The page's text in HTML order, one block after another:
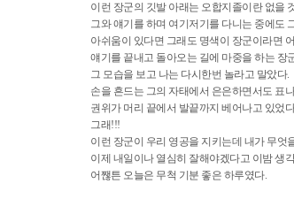
이런 장군의 깃발 아래는 오합지졸이란 없을
그와 얘기를 하며 여기저기를 다니는 중에도
아쉬움이 있다면 그래도 명색이 장군이라면
얘기를 끝내고 돌아오는 길에 마중을 하는 장
그 모습을 보고 나는 다시한번 놀라고 말았다.
손을 흔드는 그의 자태에서 은은하면서도 표
권위가 머리 끝에서 발끝까지 베어나고 있었
그래!!!
이런 장군이 우리 영공을 지키는데 내가 무엇
이제 내일이나 열심히 잘해야겠다고 이밤 생
어짾튼 오늘은 무척 기분 좋은 하루였다.